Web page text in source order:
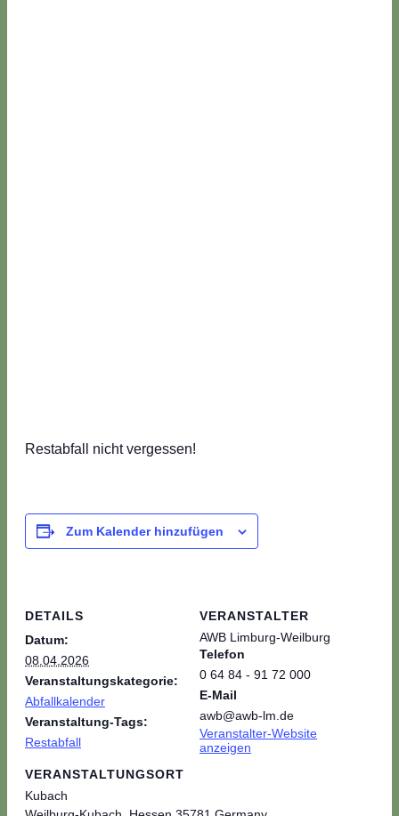
Restabfall nicht vergessen!
Zum Kalender hinzufügen
DETAILS
Datum:
08.04.2026
Veranstaltungskategorie:
Abfallkalender
Veranstaltung-Tags:
Restabfall
VERANSTALTUNGSORT
Kubach
VERANSTALTER
AWB Limburg-Weilburg
Telefon
0 64 84 - 91 72 000
E-Mail
awb@awb-lm.de
Veranstalter-Website
anzeigen